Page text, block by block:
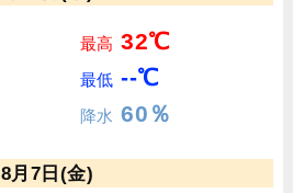
最高 32℃
最低 --℃
降水 60％
8月7日(金)